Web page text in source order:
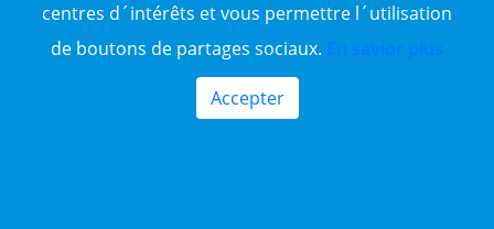
centres d´intérêts et vous permettre l´utilisation
de boutons de partages sociaux. En savior plus
Accepter